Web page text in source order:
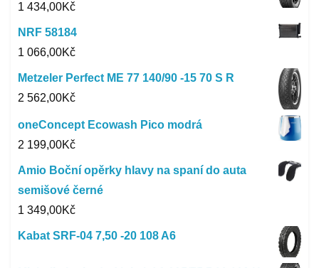
1 434,00Kč
NRF 58184
1 066,00Kč
Metzeler Perfect ME 77 140/90 -15 70 S R
2 562,00Kč
oneConcept Ecowash Pico modrá
2 199,00Kč
Amio Boční opěrky hlavy na spaní do auta
semišové černé
1 349,00Kč
Kabat SRF-04 7,50 -20 108 A6